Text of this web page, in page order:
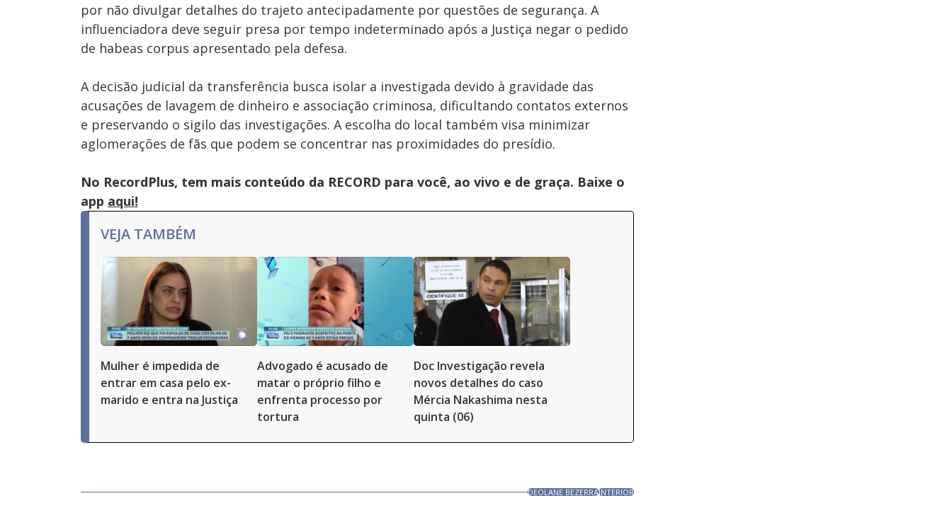
por não divulgar detalhes do trajeto antecipadamente por questões de segurança. A
influenciadora deve seguir presa por tempo indeterminado após a Justiça negar o pedido
de habeas corpus apresentado pela defesa.
A decisão judicial da transferência busca isolar a investigada devido à gravidade das
acusações de lavagem de dinheiro e associação criminosa, dificultando contatos externos
e preservando o sigilo das investigações. A escolha do local também visa minimizar
aglomerações de fãs que podem se concentrar nas proximidades do presídio.
No RecordPlus, tem mais conteúdo da RECORD para você, ao vivo e de graça. Baixe o
app aqui!
VEJA TAMBÉM
Mulher é impedida de
entrar em casa pelo ex-
marido e entra na Justiça
Advogado é acusado de
matar o próprio filho e
enfrenta processo por
tortura
Doc Investigação revela
novos detalhes do caso
Mércia Nakashima nesta
quinta (06)
DEOLANE BEZERRAINTERIOR